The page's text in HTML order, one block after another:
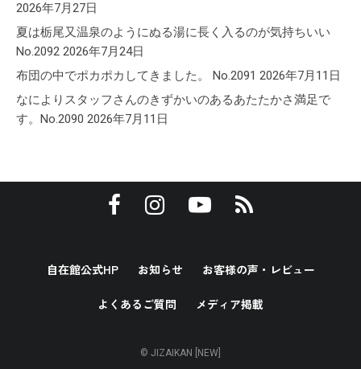
2026年7月27日
夏は栃尾又温泉のようにぬる湯に長く入るのが気持ちいい
No.2092 2026年7月24日
布団の中でポカポカしてきました。 No.2091 2026年7月11日
なによりスタッフさんのきずかいのあるあたたかさ満足で
す。No.2090 2026年7月11日
自在館公式HP お知らせ お客様の声・レビュー
よくあるご質問 メディア掲載
© JIZAIKAN [NEW]